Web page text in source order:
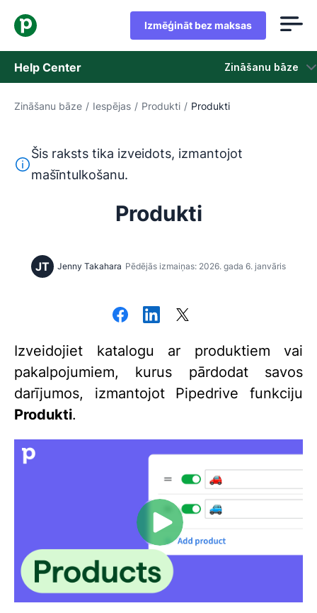
Izmēģināt bez maksas
Help Center Zināšanu bāze
Zināšanu bāze
Statuss
Sazināties ar atbalsta dienestu
Zināšanu bāze / Iespējas / Produkti / Produkti
Šis teksts ir tulkots no angļu valodas, izmantojot
Šis raksts tika izveidots, izmantojot
mašīntulkošanu.
Produkti
JT Jenny Takahara Pēdējās izmaiņas: 2026. gada 6. janvāris
Izveidojiet katalogu ar produktiem vai
pakalpojumiem, kurus pārdodat savos
darījumos, izmantojot Pipedrive funkciju
Produkti.